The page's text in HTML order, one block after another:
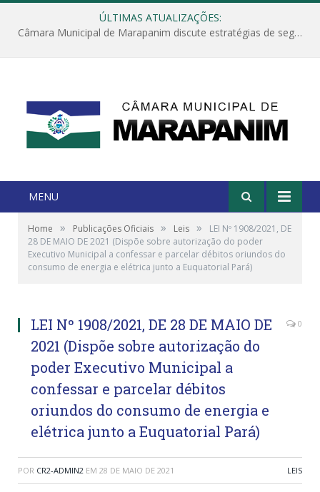
ÚLTIMAS ATUALIZAÇÕES:
Câmara Municipal de Marapanim discute estratégias de segurança com autoridades e poder executivo
MENU
Home » Publicações Oficiais » Leis »
LEI Nº 1908/2021, DE
28 DE MAIO DE 2021 (Dispõe sobre autorização do poder
Executivo Municipal a confessar e parcelar débitos oriundos do
consumo de energia e elétrica junto a Euquatorial Pará)
LEI Nº 1908/2021, DE 28 DE MAIO DE
2021 (Dispõe sobre autorização do
poder Executivo Municipal a
confessar e parcelar débitos
oriundos do consumo de energia e
elétrica junto a Euquatorial Pará)
0
POR CR2-ADMIN2 EM 28 DE MAIO DE 2021 LEIS